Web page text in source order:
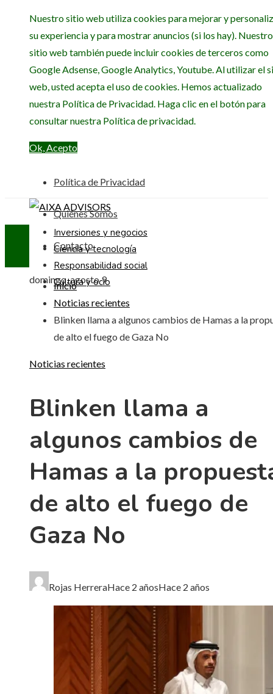
Nuestro sitio web utiliza cookies para mejorar y
su experiencia y para mostrar anuncios (si los hay). Nuestro
sitio web también puede incluir cookies de terceros como
Google Adsense, Google Analytics, Youtube. Al utilizar el
web, usted acepta el uso de cookies. Hemos actualizado
nuestra Política de Privacidad. Haga clic en el botón para
consultar nuestra Política de privacidad.
Ok, Acepto
Política de Privacidad
Quiénes Somos
Contacto
domingo, agosto 9
Inversiones y negocios
Ciencia y tecnología
Responsabilidad social
Cultura y ocio
Inicio
Noticias recientes
Blinken llama a algunos cambios de Hamas a la
de alto el fuego de Gaza No
Noticias recientes
Blinken llama a
algunos cambios de
Hamas a la
de alto el fuego de
Gaza No
Rojas HerreraHace 2 añosHace 2 años